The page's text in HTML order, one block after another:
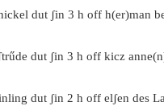
dut ʃin 3 h off h(er)man
dut ʃin 3 h off kicz
dut ʃin 2 h off elʃen des